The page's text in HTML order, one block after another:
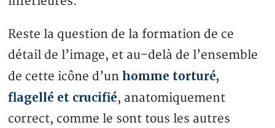
Reste la question de la formation de ce
détail de l’image, et au-delà de l’ensemble
de cette icône d’un homme torturé,
flagellé et crucifié, anatomiquement
correct, comme le sont tous les autres